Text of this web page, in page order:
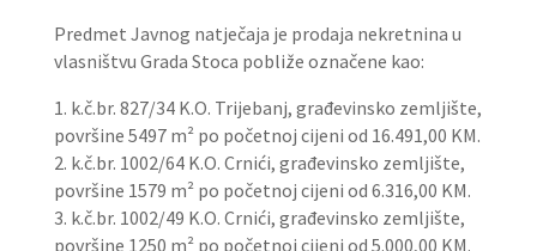
Predmet Javnog natječaja je prodaja nekretnina u
vlasništvu Grada Stoca pobliže označene kao:
1. k.č.br. 827/34 K.O. Trijebanj, građevinsko zemljište,
površine 5497 m² po početnoj cijeni od 16.491,00 KM.
2. k.č.br. 1002/64 K.O. Crnići, građevinsko zemljište,
površine 1579 m² po početnoj cijeni od 6.316,00 KM.
3. k.č.br. 1002/49 K.O. Crnići, građevinsko zemljište,
površine 1250 m² po početnoj cijeni od 5.000,00 KM.